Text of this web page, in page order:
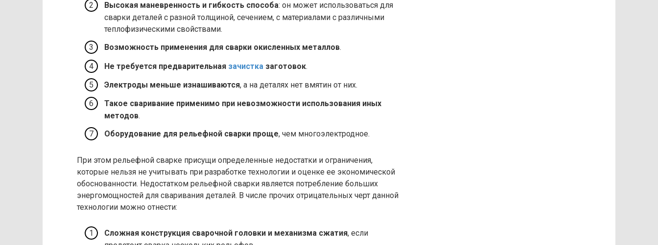
Высокая маневренность и гибкость способа: он может использоваться для
сварки деталей с разной толщиной, сечением, с материалами с различными
теплофизическими свойствами.
Возможность применения для сварки окисленных металлов.
Не требуется предварительная зачистка заготовок.
Электроды меньше изнашиваются, а на деталях нет вмятин от них.
Такое сваривание применимо при невозможности использования иных
методов.
Оборудование для рельефной сварки проще, чем многоэлектродное.
При этом рельефной сварке присущи определенные недостатки и ограничения,
которые нельзя не учитывать при разработке технологии и оценке ее экономической
обоснованности. Недостатком рельефной сварки является потребление больших
энергомощностей для сваривания деталей. В числе прочих отрицательных черт данной
технологии можно отнести:
Сложная конструкция сварочной головки и механизма сжатия, если